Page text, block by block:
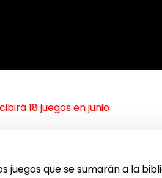
18 juegos en junio
juegos que se sumarán a la